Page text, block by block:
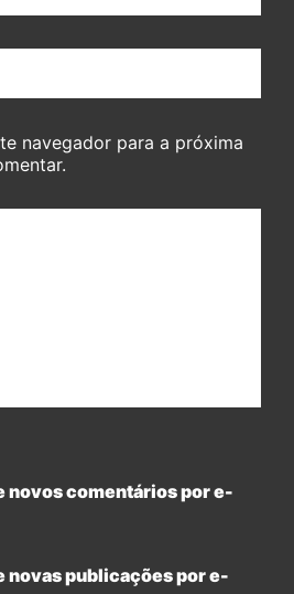
navegador para a próxima
comentários por e-
publicações por e-